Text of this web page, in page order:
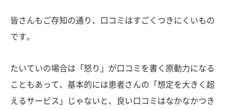
皆さんもご存知の通り、口コミはすごくつきにくいもの
です。
たいていの場合は「怒り」が口コミを書く原動力になる
こともあって、基本的には患者さんの「想定を大きく超
えるサービス」じゃないと、良い口コミはなかなかつき